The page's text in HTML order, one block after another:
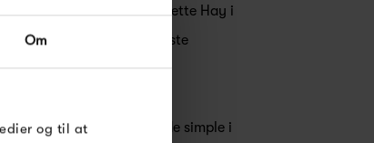
Om
og til at
blev stiftet af Rolf og Mette Hay i
- en af europas største
Meget stærkt.
der er så enestående simple i